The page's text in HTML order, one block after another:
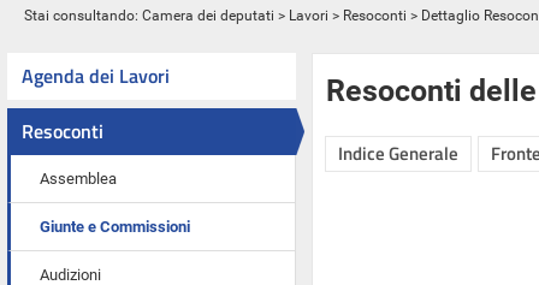
Stai consultando: Camera dei deputati > Lavori > Resoconti > Dettaglio
Agenda dei Lavori
Resoconti
Assemblea
Giunte e Commissioni
Audizioni
Resoconti
Indice Generale